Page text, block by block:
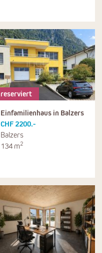
reserviert
Einfamilienhaus in Balzers
CHF 2200.-
Balzers
134 m2